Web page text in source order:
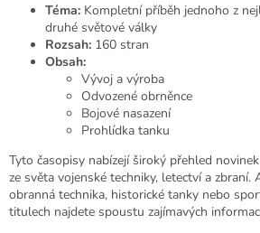
Téma: Kompletní příběh jednoho z
druhé světové války
Rozsah: 160 stran
Obsah:
Vývoj a výroba
Odvozené obrněnce
Bojové nasazení
Prohlídka tanku
Tyto časopisy nabízejí široký přehled
ze světa vojenské techniky, letectví a zbraní.
obranná technika, historické tanky nebo
titulech najdete spoustu zajímavých